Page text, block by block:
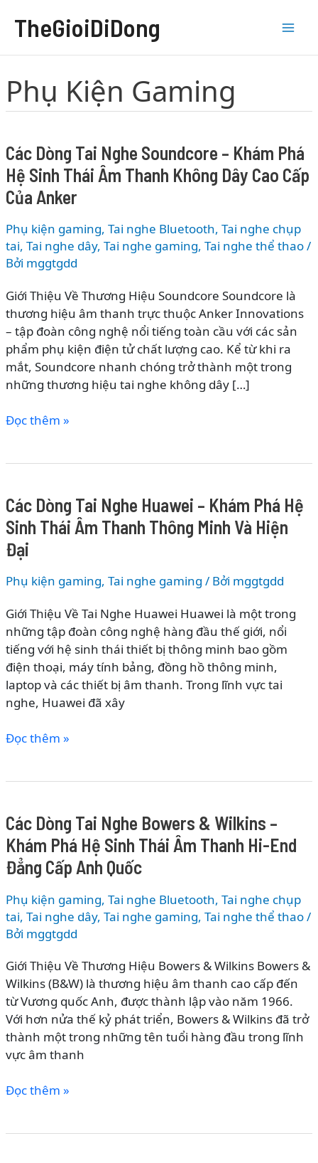
TheGioiDiDong
Phụ Kiện Gaming
Các Dòng Tai Nghe Soundcore – Khám Phá
Hệ Sinh Thái Âm Thanh Không Dây Cao Cấp
Của Anker
Phụ kiện gaming, Tai nghe Bluetooth, Tai nghe chụp
tai, Tai nghe dây, Tai nghe gaming, Tai nghe thể thao/
Bởi mggtgdd
Giới Thiệu Về Thương Hiệu Soundcore Soundcore là
thương hiệu âm thanh trực thuộc Anker Innovations
– tập đoàn công nghệ nổi tiếng toàn cầu với các sản
phẩm phụ kiện điện tử chất lượng cao. Kể từ khi ra
mắt, Soundcore nhanh chóng trở thành một trong
những thương hiệu tai nghe không dây […]
Các
–
Khám
Phá
Hệ
Sinh
Âm
Thanh
Không
Dây
Cao
Cấp
Anker
Đọc thêm »
Các Dòng Tai Nghe Huawei – Khám Phá Hệ
Sinh Thái Âm Thanh Thông Minh Và Hiện
Đại
Phụ kiện gaming, Tai nghe gaming / Bởi mggtgdd
Giới Thiệu Về Tai Nghe Huawei Huawei là một trong
những tập đoàn công nghệ hàng đầu thế giới, nổi
tiếng với hệ sinh thái thiết bị thông minh bao gồm
điện thoại, máy tính bảng, đồng hồ thông minh,
laptop và các thiết bị âm thanh. Trong lĩnh vực tai
nghe, Huawei đã xây
Các
–
Khám
Phá
Hệ
Sinh
Thái
Âm
Thông
Minh
Và
Hiện
Đại
Đọc thêm »
Các Dòng Tai Nghe Bowers & Wilkins –
Khám Phá Hệ Sinh Thái Âm Thanh Hi-End
Đẳng Cấp Anh Quốc
Phụ kiện gaming, Tai nghe Bluetooth, Tai nghe chụp
tai, Tai nghe dây, Tai nghe gaming, Tai nghe thể thao/
Bởi mggtgdd
Giới Thiệu Về Thương Hiệu Bowers & Wilkins Bowers &
Wilkins (B&W) là thương hiệu âm thanh cao cấp đến
từ Vương quốc Anh, được thành lập vào năm 1966.
Với hơn nửa thế kỷ phát triển, Bowers & Wilkins đã trở
thành một trong những tên tuổi hàng đầu trong lĩnh
vực âm thanh
Các
Đọc thêm »